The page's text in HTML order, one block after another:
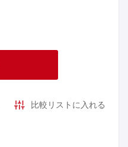
比較リストに入れる